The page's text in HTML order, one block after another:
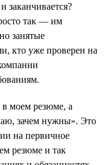
заканчивается?
так — им
занятые
кто уже проверен на
в моем резюме, а
зачем нужны». Это
на первичное
резюме и так